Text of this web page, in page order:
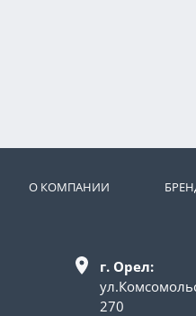
О КОМПАНИИ
г. Орел:
270